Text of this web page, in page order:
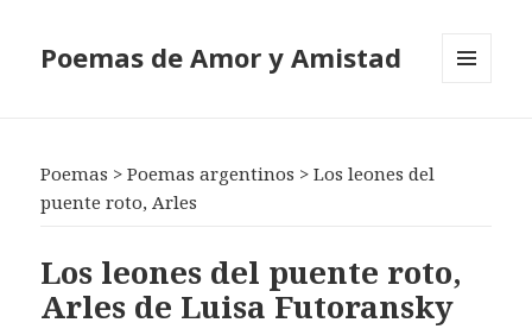
Poemas de Amor y Amistad
Poemas >Poemas argentinos >Los leones del
puente roto, Arles
Los leones del puente roto,
Arles de Luisa Futoransky